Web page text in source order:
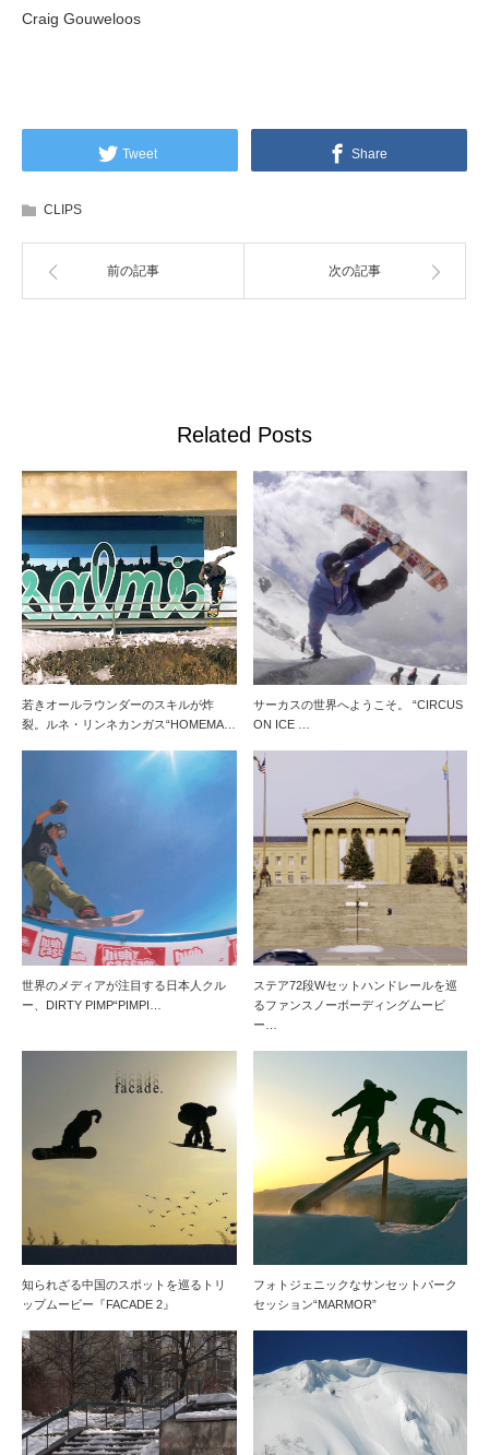
Craig Gouweloos
Tweet Share
CLIPS
前の記事 次の記事
Related Posts
若きオールラウンダーのスキルが炸
裂。ルネ・リンネカンガス“HOMEMA…
サーカスの世界へようこそ。 “CIRCUS
ON ICE …
世界のメディアが注目する日本人クル
ー、DIRTY PIMP“PIMPI…
ステア72段Wセットハンドレールを巡
るファンスノーボーディングムービ
ー…
知られざる中国のスポットを巡るトリ
ップムービー『FACADE 2』
フォトジェニックなサンセットパーク
セッション“MARMOR”